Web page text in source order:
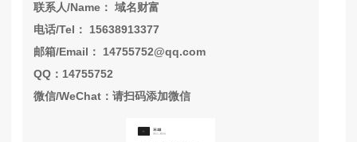
联系人/Name： 域名财富
电话/Tel： 15638913377
邮箱/Email： 14755752@qq.com
QQ：14755752
微信/WeChat：请扫码添加微信